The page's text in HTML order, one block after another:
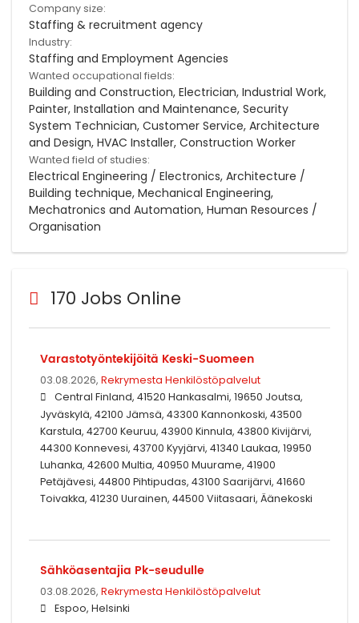
Company size:
Staffing & recruitment agency
Industry:
Staffing and Employment Agencies
Wanted occupational fields:
Building and Construction, Electrician, Industrial Work,
Painter, Installation and Maintenance, Security
System Technician, Customer Service, Architecture
and Design, HVAC Installer, Construction Worker
Wanted field of studies:
Electrical Engineering / Electronics, Architecture /
Building technique, Mechanical Engineering,
Mechatronics and Automation, Human Resources /
Organisation
170 Jobs Online
Varastotyöntekijöitä Keski-Suomeen
03.08.2026, Rekrymesta Henkilöstöpalvelut
Central Finland, 41520 Hankasalmi, 19650 Joutsa,
Jyväskylä, 42100 Jämsä, 43300 Kannonkoski, 43500
Karstula, 42700 Keuruu, 43900 Kinnula, 43800 Kivijärvi,
44300 Konnevesi, 43700 Kyyjärvi, 41340 Laukaa, 19950
Luhanka, 42600 Multia, 40950 Muurame, 41900
Petäjävesi, 44800 Pihtipudas, 43100 Saarijärvi, 41660
Toivakka, 41230 Uurainen, 44500 Viitasaari, Äänekoski
Sähköasentajia Pk-seudulle
03.08.2026, Rekrymesta Henkilöstöpalvelut
Espoo, Helsinki